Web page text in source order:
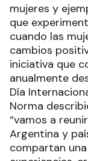
mujeres y
que
cuando las
cambios
iniciativa que
anualmente
Día
Norma
“vamos a
Argentina y
compartan